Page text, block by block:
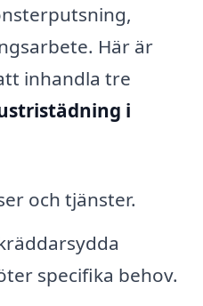
Här är
inhandla tre
i
och tjänster.
specifika behov.